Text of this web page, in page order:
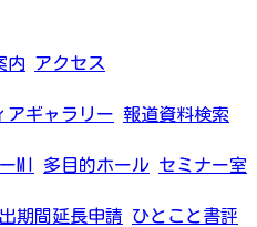
内 アクセス
アギャラリー 報道資料検索
MI 多目的ホール セミナー室
期間延長申請 ひとこと書評